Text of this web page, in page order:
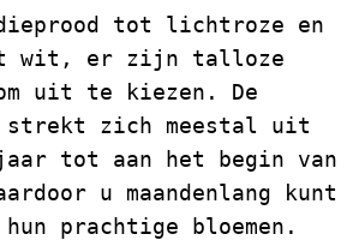
dieprood tot lichtroze en
wit, er zijn talloze
uit te kiezen. De
strekt zich meestal uit
tot aan het begin van
u maandenlang kunt
prachtige bloemen.